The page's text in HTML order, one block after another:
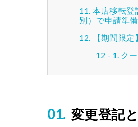
本店移転登
別）で申請準
【期間限
ク
変更登記